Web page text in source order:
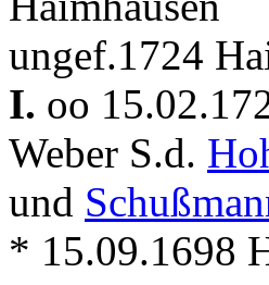
ungef.1724
I. oo
Weber S.d.
und
* 15.09.1698